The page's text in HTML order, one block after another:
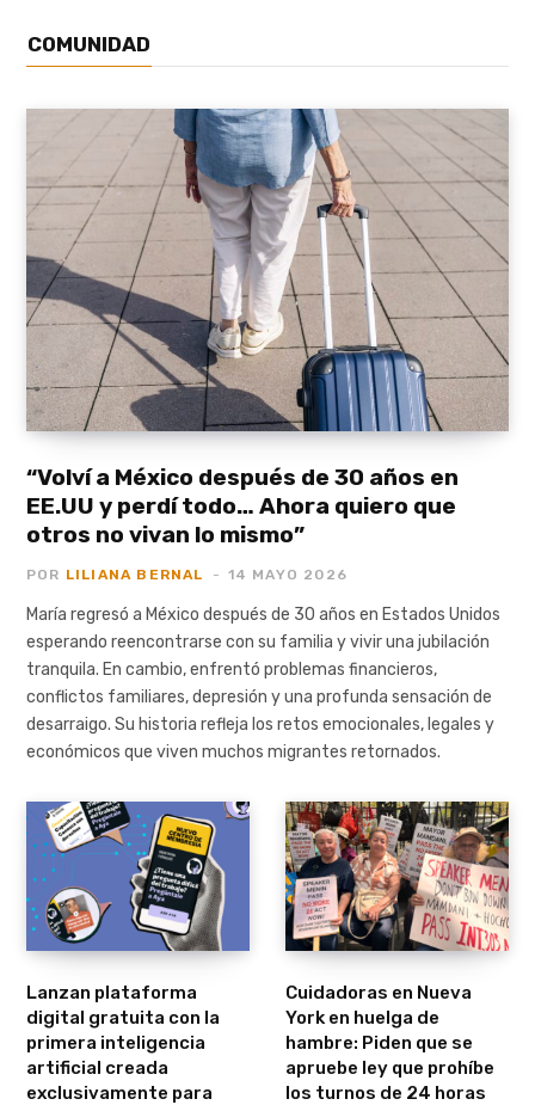
COMUNIDAD
“Volví a México después de 30 años en
EE.UU y perdí todo… Ahora quiero que
otros no vivan lo mismo”
POR LILIANA BERNAL 14 MAYO 2026
María regresó a México después de 30 años en Estados Unidos
esperando reencontrarse con su familia y vivir una jubilación
tranquila. En cambio, enfrentó problemas financieros,
conflictos familiares, depresión y una profunda sensación de
desarraigo. Su historia refleja los retos emocionales, legales y
económicos que viven muchos migrantes retornados.
Lanzan plataforma
digital gratuita con la
primera inteligencia
artificial creada
exclusivamente para
Cuidadoras en Nueva
York en huelga de
hambre: Piden que se
apruebe ley que prohíbe
los turnos de 24 horas